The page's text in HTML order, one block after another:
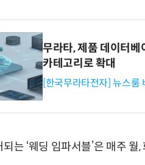
무라타, 제품 데이터
카테고리로 확대
[한국무라타전자] 뉴스룸
는 ‘웨딩 임파서블’은 매주